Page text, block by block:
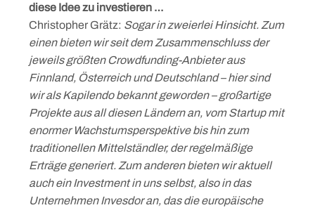
diese Idee zu investieren …
Christopher Grätz: Sogar in zweierlei Hinsicht. Zum
einen bieten wir seit dem Zusammenschluss der
jeweils größten Crowdfunding-Anbieter aus
Finnland, Österreich und Deutschland – hier sind
wir als Kapilendo bekannt geworden – großartige
Projekte aus all diesen Ländern an, vom Startup mit
enormer Wachstumsperspektive bis hin zum
traditionellen Mittelständler, der regelmäßige
Erträge generiert. Zum anderen bieten wir aktuell
auch ein Investment in uns selbst, also in das
Unternehmen Invesdor an, das die europäische